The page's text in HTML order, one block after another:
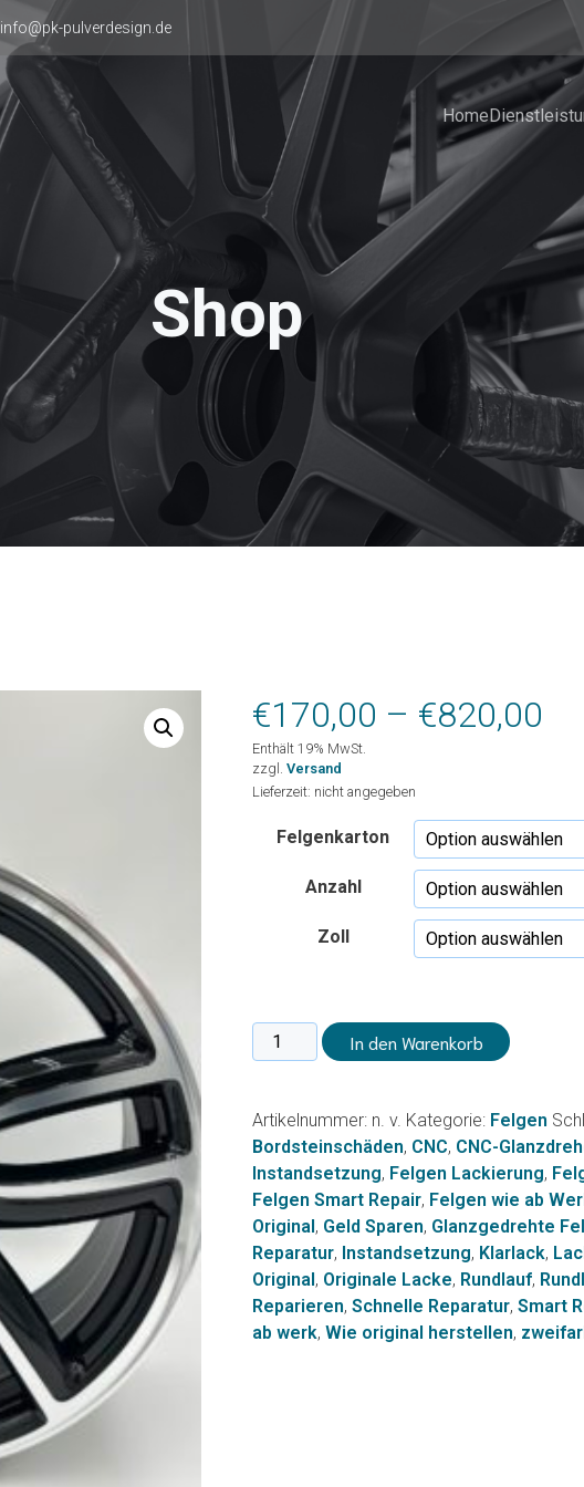
info@pk-pulverdesign.de
Home
Shop
€170,00 – €820,00
Enthält 19% MwSt.
zzgl.Versand
Lieferzeit: nicht angegeben
Felgenkarton
Anzahl
Zoll
CNC-
Glanzgedreht
Instandsetzung
Menge
In den Warenkorb
Artikelnummer: n. v. Kategorie: Felgen
Bordsteinschäden, CNC, CNC-
Instandsetzung, Felgen Lackierung,
Felgen Smart Repair, Felgen wie ab
Original, Geld Sparen, Glanzgedrehte
Reparatur, Instandsetzung, Klarlack,
Original, Originale Lacke, Rundlauf,
Reparieren,Schnelle Reparatur,Smart
ab werk,Wie original herstellen,